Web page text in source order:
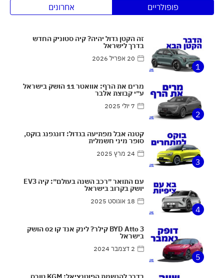
פופולריים אחרונים
1
זה הקטן גדול יהיה? קיה סטוניק החדש
בדרך לישראל
20 אפריל 2026
2
מרים את הרף: אוואטר 11 הושק בישראל
ע״י קבוצת אלבר
7 יולי 2025
3
קטנה אבל מפתיעה בגדול: דונגפנג בוקס,
סופר מיני חשמלית
24 מרץ 2025
4
עם התואר ״רכב השנה בעולם״: קיה EV3
יושק בקרוב בישראל
18 אוגוסט 2025
5
BYD Atto 3 קילר? לינק אנד קו 02 הושק
בישראל
2 דצמבר 2024